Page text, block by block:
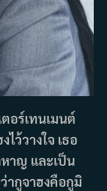
อร์เทนเมนต์
ว้วางใจ เธอ
าญ และเป็น
ากูจาฮงคือกูมิ